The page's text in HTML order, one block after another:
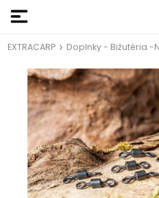
EXTRACARP Doplnky - Bižutéria -